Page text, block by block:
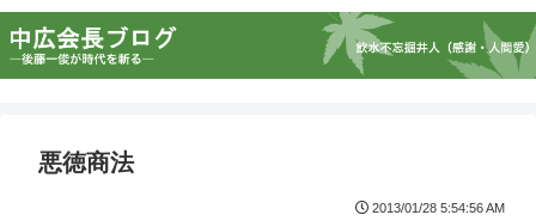
悪徳商法
2013/01/28 5:54:56 AM